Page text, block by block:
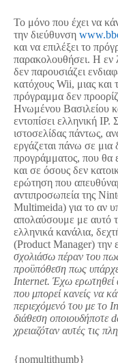
Το μόνο που έχει να
την διεύθυνση
και να επιλέξει το
παρακολουθήσει. Η εν
δεν παρουσιάζει
κατόχους Wii, μιας και
πρόγραμμα δεν
Ηνωμένου Βασιλείου
εντοπίσει ελληνική IP.
ιστοσελίδας πάντως,
εργάζεται πάνω σε μια
προγράμματος, που θα
και σε όσους δεν
ερώτηση που
αντιπροσωπεία της
Multimeida) για το αν
απολαύσουμε με αυτό
ελληνικά κανάλια,
(Product Manager) την
σχολιάσω πέραν του
προϋπόθεση πως
Internet. Έχω ερωτηθεί
που μπορεί κανείς να
περιεχόμενό του με το
διάθεση
χρειαζόταν αυτές τις
{nomultithumb}